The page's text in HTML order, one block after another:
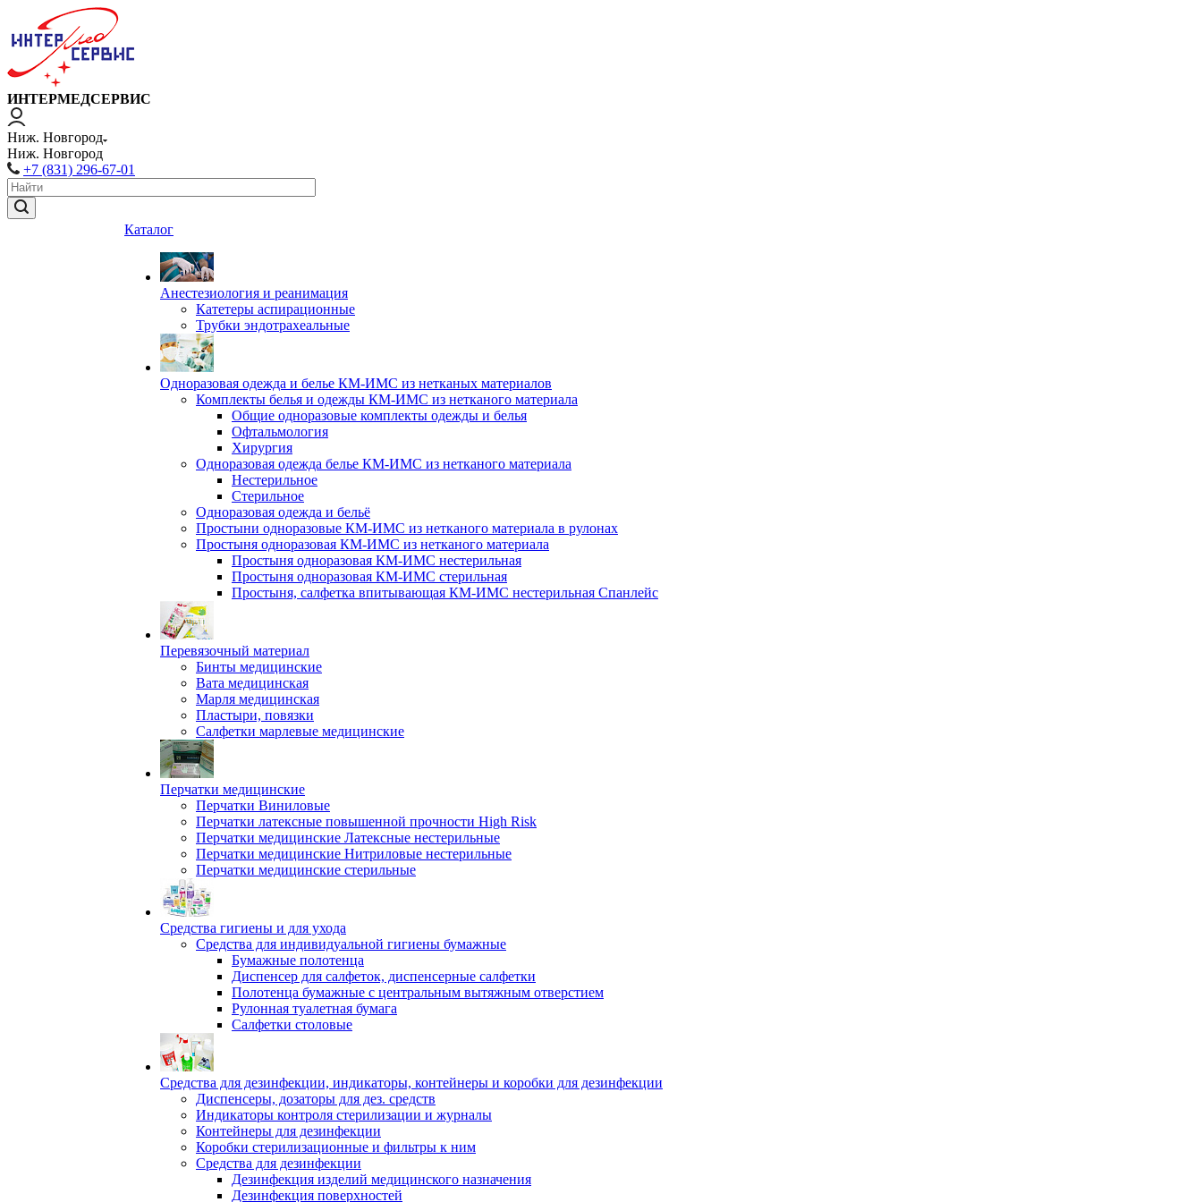
ИНТЕРМЕДСЕРВИС
Ниж. Новгород
Ниж. Новгород
+7 (831) 296-67-01
Каталог
Анестезиология и реанимация
Катетеры аспирационные
Трубки эндотрахеальные
Одноразовая одежда и белье КМ-ИМС из нетканых материалов
Комплекты белья и одежды КМ-ИМС из нетканого материала
Общие одноразовые комплекты одежды и белья
Офтальмология
Хирургия
Одноразовая одежда белье КМ-ИМС из нетканого материала
Нестерильное
Стерильное
Одноразовая одежда и бельё
Простыни одноразовые КМ-ИМС из нетканого материала в рулонах
Простыня одноразовая КМ-ИМС из нетканого материала
Простыня одноразовая КМ-ИМС нестерильная
Простыня одноразовая КМ-ИМС стерильная
Простыня, салфетка впитывающая КМ-ИМС нестерильная Спанлейс
Перевязочный материал
Бинты медицинские
Вата медицинская
Марля медицинская
Пластыри, повязки
Салфетки марлевые медицинские
Перчатки медицинские
Перчатки Виниловые
Перчатки латексные повышенной прочности High Risk
Перчатки медицинские Латексные нестерильные
Перчатки медицинские Нитриловые нестерильные
Перчатки медицинские стерильные
Средства гигиены и для ухода
Средства для индивидуальной гигиены бумажные
Бумажные полотенца
Диспенсер для салфеток, диспенсерные салфетки
Полотенца бумажные с центральным вытяжным отверстием
Рулонная туалетная бумага
Салфетки столовые
Средства для дезинфекции, индикаторы, контейнеры и коробки для дезинфекции
Диспенсеры, дозаторы для дез. средств
Индикаторы контроля стерилизации и журналы
Контейнеры для дезинфекции
Коробки стерилизационные и фильтры к ним
Средства для дезинфекции
Дезинфекция изделий медицинского назначения
Дезинфекция поверхностей